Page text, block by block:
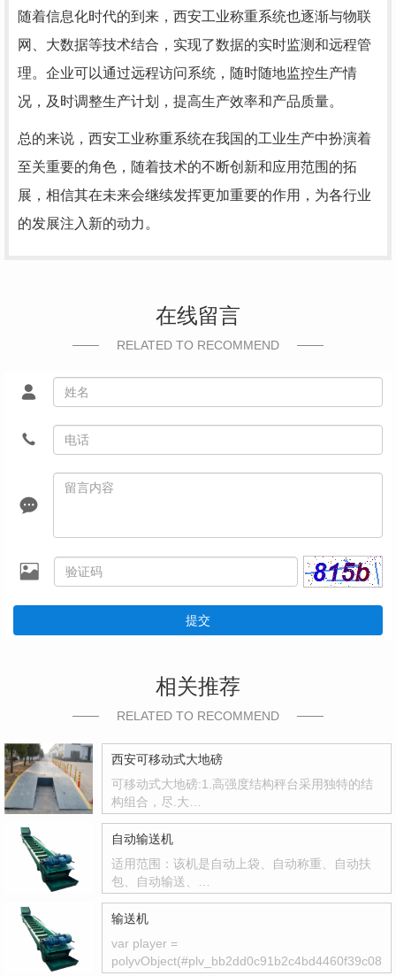
随着信息化时代的到来，西安工业称重系统也逐渐与物联
网、大数据等技术结合，实现了数据的实时监测和远程管
理。企业可以通过远程访问系统，随时随地监控生产情
况，及时调整生产计划，提高生产效率和产品质量。
总的来说，西安工业称重系统在我国的工业生产中扮演着
至关重要的角色，随着技术的不断创新和应用范围的拓
展，相信其在未来会继续发挥更加重要的作用，为各行业
的发展注入新的动力。
在线留言
RELATED TO RECOMMEND
提交
相关推荐
RELATED TO RECOMMEND
西安可移动式大地磅
可移动式大地磅:1.高强度结构秤台采用独特的结
构组合，尽.大…
自动输送机
适用范围：该机是自动上袋、自动称重、自动扶
包、自动输送、…
输送机
var player =